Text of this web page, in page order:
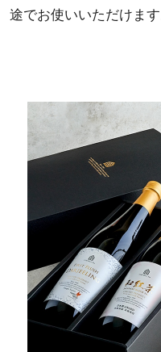
途でお使いいただけます